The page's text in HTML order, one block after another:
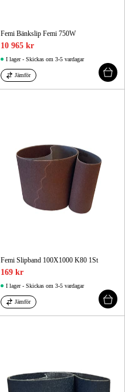
Femi Bänkslip Femi 750W
10 965 kr
I lager - Skickas om 3-5 vardagar
Jämför
Femi Slipband 100X1000 K80 1St
169 kr
I lager - Skickas om 3-5 vardagar
Jämför